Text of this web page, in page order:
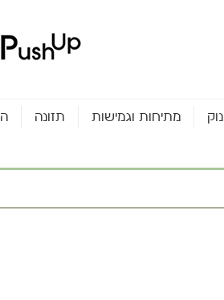
מתיחות וגמישות תזונה